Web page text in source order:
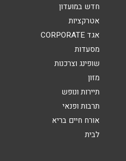
חדש במועדון
אטרקציות
אגד CORPORATE
מסעדות
שופינג וצרכנות
מזון
תיירות ונופש
תרבות ופנאי
אורח חיים בריא
לבית